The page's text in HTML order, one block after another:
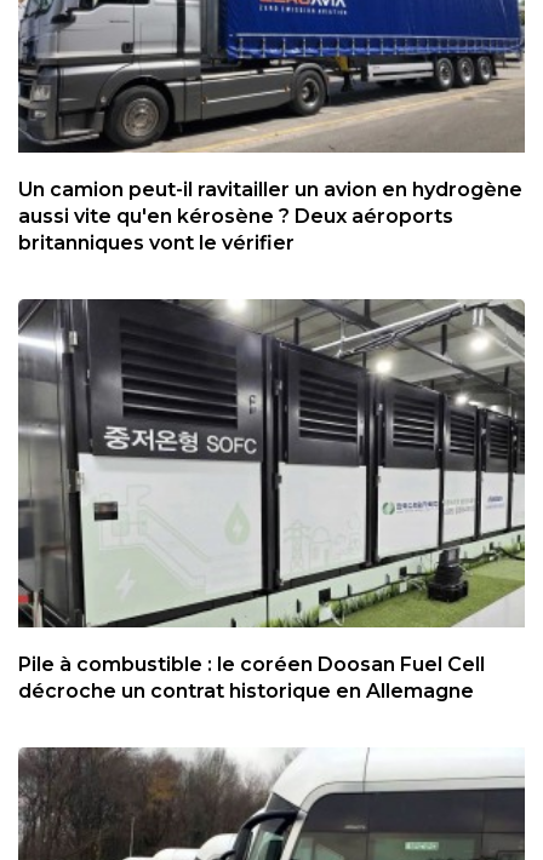
Un camion peut-il ravitailler un avion en hydrogène
aussi vite qu'en kérosène ? Deux aéroports
britanniques vont le vérifier
Pile à combustible : le coréen Doosan Fuel Cell
décroche un contrat historique en Allemagne